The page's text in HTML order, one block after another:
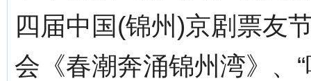
四届中国(锦州)京剧票友
会《春潮奔涌锦州湾》、